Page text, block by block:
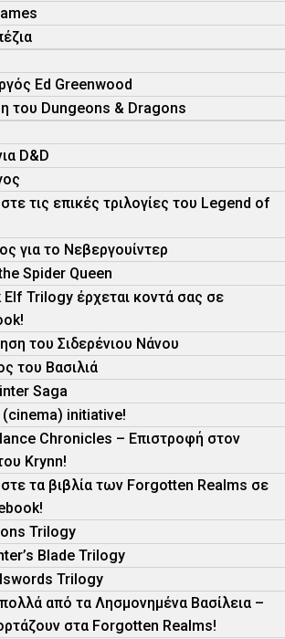
Ed Greenwood
του Dungeons & Dragons
D&D
τις επικές τριλογίες του Legend of
για το Νεβεργουίντερ
Spider Queen
Elf Trilogy έρχεται κοντά σας σε
του Σιδερένιου Νάνου
του Βασιλιά
Saga
initiative!
Chronicles – Eπιστροφή στον
Krynn!
τα βιβλία των Forgotten Realms σε
Trilogy
Blade Trilogy
Trilogy
από τα Λησμονημένα Βασίλεια –
στα Forgotten Realms!